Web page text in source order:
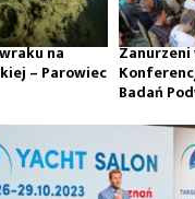
na
– Parowiec
Zanurzeni
Badań